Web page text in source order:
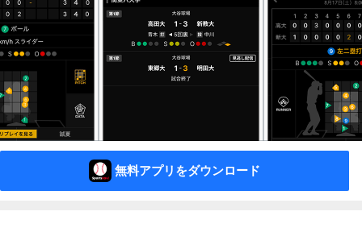
無料アプリをダウンロード